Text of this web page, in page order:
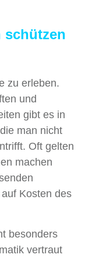
schützen
zu erleben.
und
gibt es in
man nicht
Oft gelten
machen
Kosten des
besonders
vertraut